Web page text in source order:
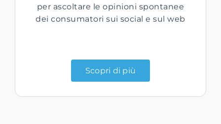
per ascoltare le opinioni spontanee
dei consumatori sui social e sul web
Scopri di più